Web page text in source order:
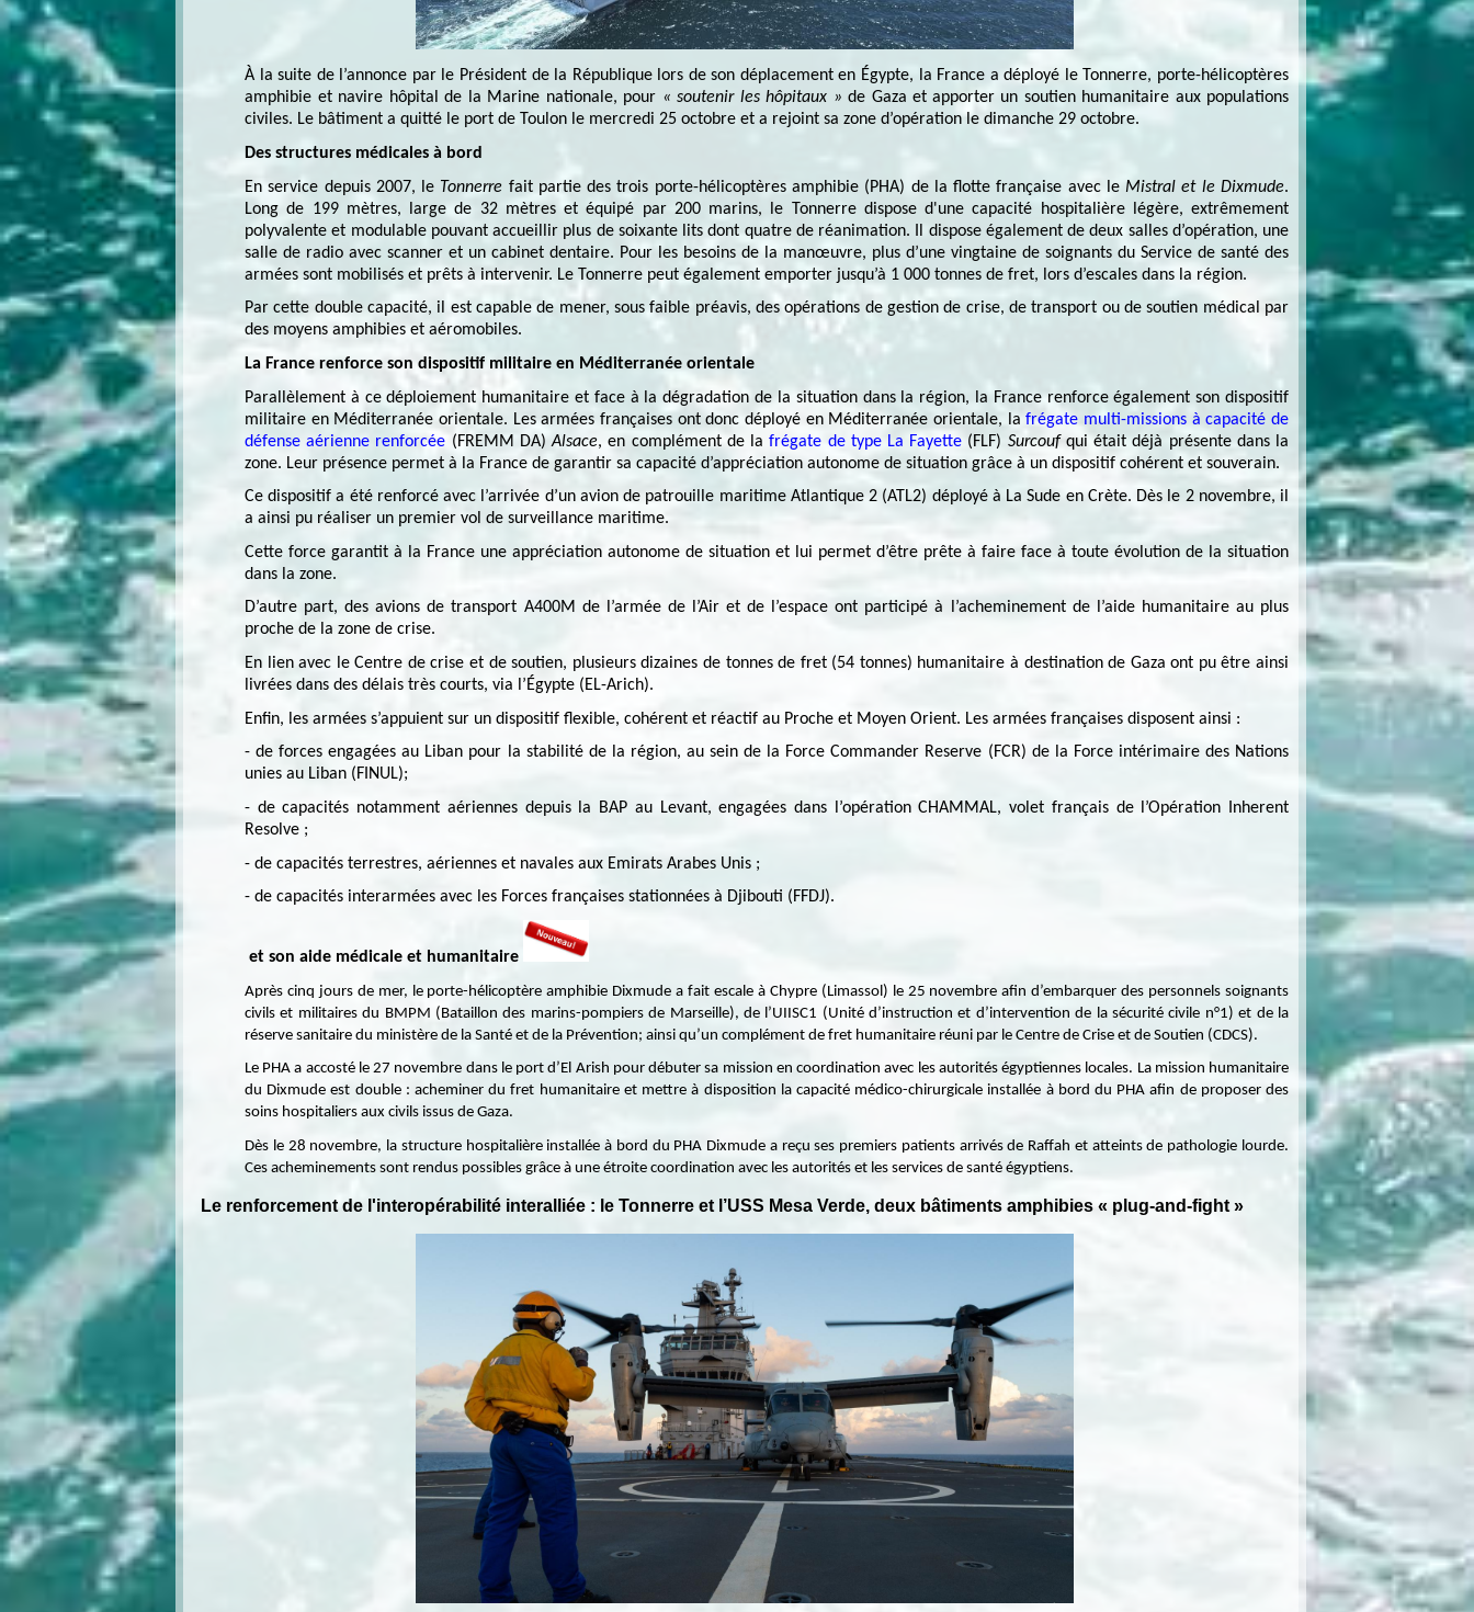
À la suite de l’annonce par le Président de la République lors de son déplacement en Égypte, la France a déployé le Tonnerre, porte-hélicoptères
amphibie et navire hôpital de la Marine nationale, pour « soutenir les hôpitaux » de Gaza et apporter un soutien humanitaire aux populations
civiles. Le bâtiment a quitté le port de Toulon le mercredi 25 octobre et a rejoint sa zone d’opération le dimanche 29 octobre.
Des structures médicales à bord
En service depuis 2007, le Tonnerre fait partie des trois porte-hélicoptères amphibie (PHA) de la flotte française avec leMistral et le Dixmude.
Long de 199 mètres, large de 32 mètres et équipé par 200 marins, le Tonnerre dispose d'une capacité hospitalière légère, extrêmement
polyvalente et modulable pouvant accueillir plus de soixante lits dont quatre de réanimation. Il dispose également de deux salles d’opération, une
salle de radio avec scanner et un cabinet dentaire. Pour les besoins de la manœuvre, plus d’une vingtaine de soignants du Service de santé des
armées sont mobilisés et prêts à intervenir. Le Tonnerre peut également emporter jusqu’à 1 000 tonnes de fret, lors d’escales dans la région.
Par cette double capacité, il est capable de mener, sous faible préavis, des opérations de gestion de crise, de transport ou de soutien médical par
des moyens amphibies et aéromobiles.
La France renforce son dispositif militaire en Méditerranée orientale
Parallèlement à ce déploiement humanitaire et face à la dégradation de la situation dans la région, la France renforce également son dispositif
militaire en Méditerranée orientale. Les armées françaises ont donc déployé en Méditerranée orientale, la frégate multi-missions à capacité de
défense aérienne renforcée (FREMM DA)Alsace, en complément de la frégate de type La Fayette (FLF) Surcoufqui était déjà présente dans la
zone. Leur présence permet à la France de garantir sa capacité d’appréciation autonome de situation grâce à un dispositif cohérent et souverain.
Ce dispositif a été renforcé avec l’arrivée d’un avion de patrouille maritime Atlantique 2 (ATL2) déployé à La Sude en Crète. Dès le 2 novembre, il
a ainsi pu réaliser un premier vol de surveillance maritime.
Cette force garantit à la France une appréciation autonome de situation et lui permet d’être prête à faire face à toute évolution de la situation
dans la zone.
D’autre part, des avions de transport A400M de l’armée de l’Air et de l’espace ont participé à l’acheminement de l’aide humanitaire au plus
proche de la zone de crise.
En lien avec le Centre de crise et de soutien, plusieurs dizaines de tonnes de fret (54 tonnes) humanitaire à destination de Gaza ont pu être ainsi
livrées dans des délais très courts, via l’Égypte (EL-Arich).
Enfin, les armées s’appuient sur un dispositif flexible, cohérent et réactif au Proche et Moyen Orient. Les armées françaises disposent ainsi :
- de forces engagées au Liban pour la stabilité de la région, au sein de la Force Commander Reserve (FCR) de la Force intérimaire des Nations
unies au Liban (FINUL);
- de capacités notamment aériennes depuis la BAP au Levant, engagées dans l’opération CHAMMAL, volet français de l’Opération Inherent
Resolve ;
- de capacités terrestres, aériennes et navales aux Emirats Arabes Unis ;
- de capacités interarmées avec les Forces françaises stationnées à Djibouti (FFDJ).
et son aide médicale et humanitaire
Après cinq jours de mer, le porte-hélicoptère amphibie Dixmude a fait escale à Chypre (Limassol) le 25 novembre afin d’embarquer des personnels soignants
civils et militaires du BMPM (Bataillon des marins-pompiers de Marseille), de l’UIISC1 (Unité d’instruction et d’intervention de la sécurité civile n°1) et de la
réserve sanitaire du ministère de la Santé et de la Prévention; ainsi qu’un complément de fret humanitaire réuni par le Centre de Crise et de Soutien (CDCS).
Le PHA a accosté le 27 novembre dans le port d’El Arish pour débuter sa mission en coordination avec les autorités égyptiennes locales. La mission humanitaire
du Dixmude est double : acheminer du fret humanitaire et mettre à disposition la capacité médico-chirurgicale installée à bord du PHA afin de proposer des
soins hospitaliers aux civils issus de Gaza.
Dès le 28 novembre, la structure hospitalière installée à bord du PHA Dixmude a reçu ses premiers patients arrivés de Raffah et atteints de pathologie lourde.
Ces acheminements sont rendus possibles grâce à une étroite coordination avec les autorités et les services de santé égyptiens.
Le renforcement de l'interopérabilité interalliée : le Tonnerre et l’USS Mesa Verde, deux bâtiments amphibies « plug-and-fight »